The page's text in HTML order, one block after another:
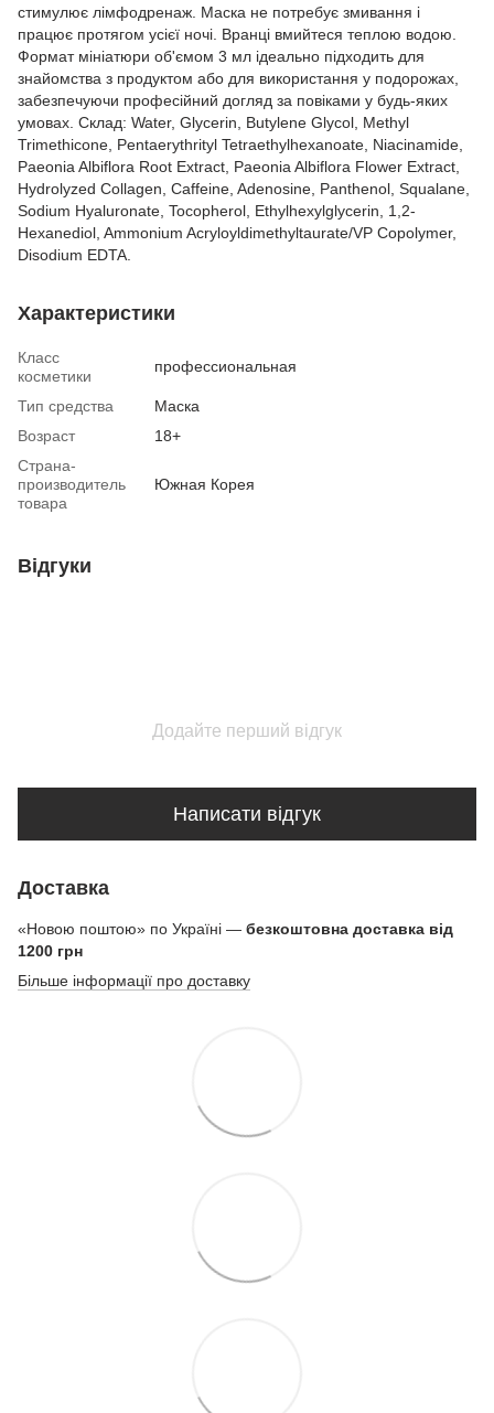
стимулює лімфодренаж. Маска не потребує змивання і
працює протягом усієї ночі. Вранці вмийтеся теплою водою.
Формат мініатюри об'ємом 3 мл ідеально підходить для
знайомства з продуктом або для використання у подорожах,
забезпечуючи професійний догляд за повіками у будь-яких
умовах. Склад: Water, Glycerin, Butylene Glycol, Methyl
Trimethicone, Pentaerythrityl Tetraethylhexanoate, Niacinamide,
Paeonia Albiflora Root Extract, Paeonia Albiflora Flower Extract,
Hydrolyzed Collagen, Caffeine, Adenosine, Panthenol, Squalane,
Sodium Hyaluronate, Tocopherol, Ethylhexylglycerin, 1,2-
Hexanediol, Ammonium Acryloyldimethyltaurate/VP Copolymer,
Disodium EDTA.
Характеристики
Класс
косметики
профессиональная
Тип средства
Маска
Возраст
18+
Страна-
производитель
товара
Южная Корея
Відгуки
Додайте перший відгук
Написати відгук
Доставка
«Новою поштою» по Україні — безкоштовна доставка від
1200 грн
Більше інформації про доставку